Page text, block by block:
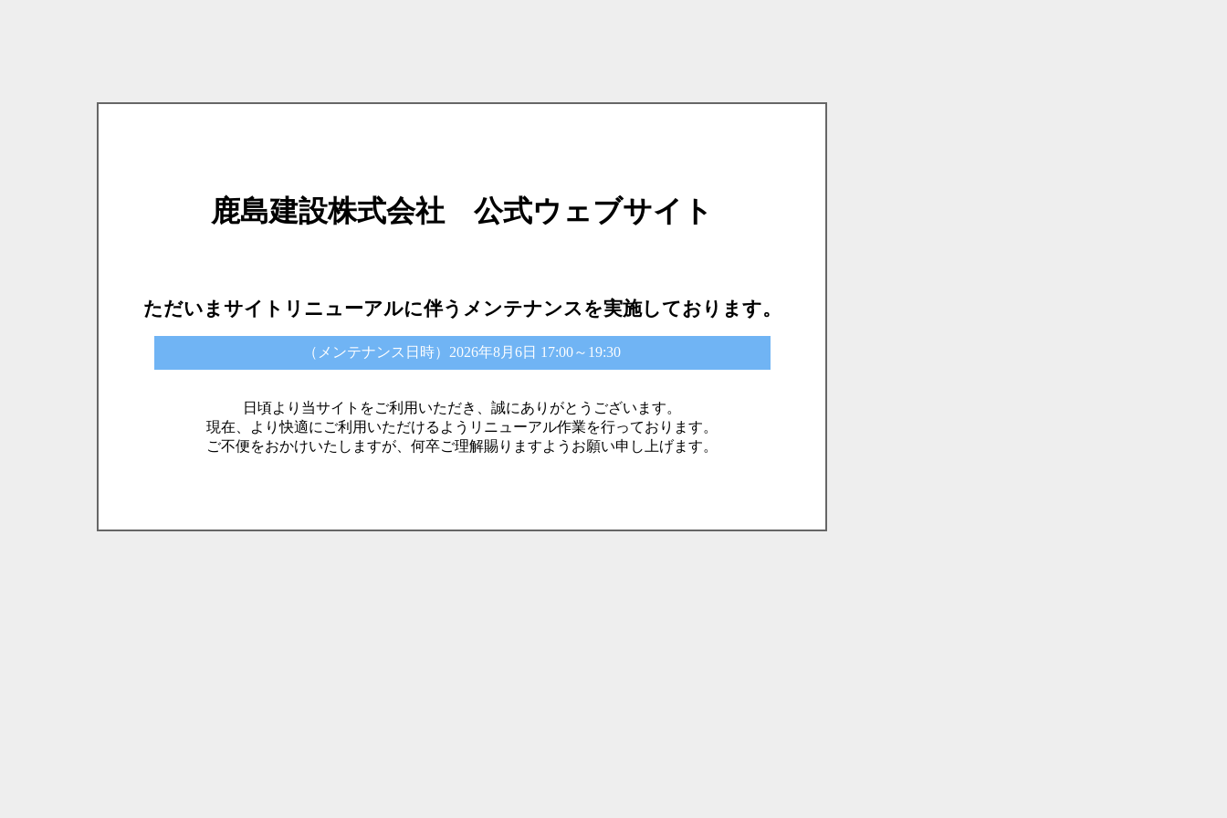
鹿島建設株式会社 公式ウェブサイト
ただいまサイトリニューアルに伴うメンテナンスを実施しております。
（メンテナンス日時）2026年8月6日 17:00～19:30
日頃より当サイトをご利用いただき、誠にありがとうございます。
現在、より快適にご利用いただけるようリニューアル作業を行っております。
ご不便をおかけいたしますが、何卒ご理解賜りますようお願い申し上げます。